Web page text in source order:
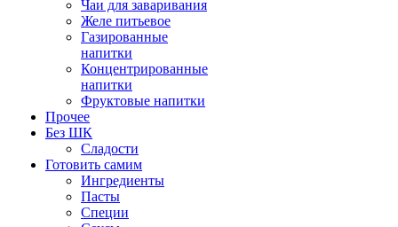
Чаи для заваривания
Желе питьевое
Газированные
напитки
Концентрированные
напитки
Фруктовые напитки
Прочее
Без ШК
Сладости
Готовить самим
Ингредиенты
Пасты
Специи